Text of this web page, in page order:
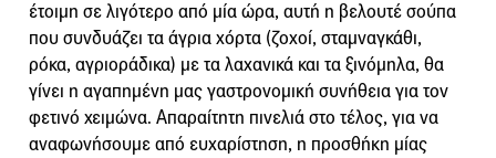
έτοιμη σε λιγότερο από μία ώρα, αυτή η βελουτέ σούπα
που συνδυάζει τα άγρια χόρτα (ζοχοί, σταμναγκάθι,
ρόκα, αγριοράδικα) με τα λαχανικά και τα ξινόμηλα, θα
γίνει η αγαπημένη μας γαστρονομική συνήθεια για τον
φετινό χειμώνα. Απαραίτητη πινελιά στο τέλος, για να
αναφωνήσουμε από ευχαρίστηση, η προσθήκη μίας